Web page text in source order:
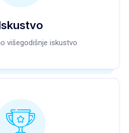
višegodišnje iskustvo